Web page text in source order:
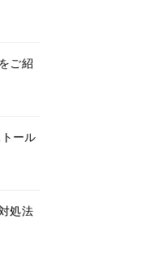
ご紹
ール
処法